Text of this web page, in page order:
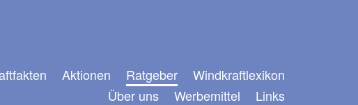
Aktionen Ratgeber
Windkraftlexikon
Über uns
Werbemittel Links